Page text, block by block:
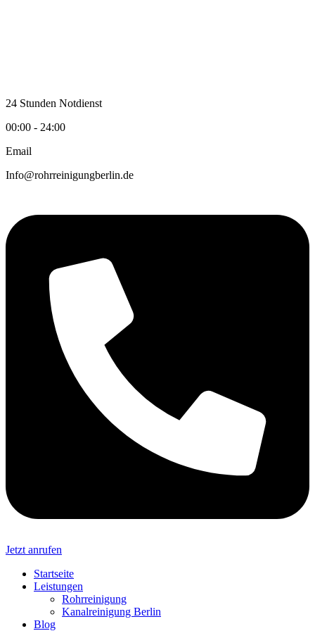
24 Stunden Notdienst
00:00 - 24:00
Email
Info@rohrreinigungberlin.de
Jetzt anrufen
Startseite
Leistungen
Rohrreinigung
Kanalreinigung Berlin
Blog